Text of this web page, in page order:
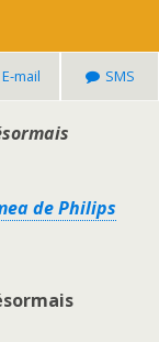
E-mail SMS
de Philips